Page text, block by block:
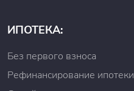
ИПОТЕКА:
Без первого взноса
Рефинансирование ипотеки